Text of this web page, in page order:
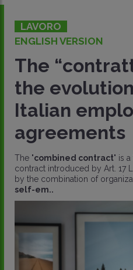
LAVORO
ENGLISH VERSION
The
the
Italian
agreements
The "combined contract" is
contract introduced by Art. 17
by the combination of
self-em..